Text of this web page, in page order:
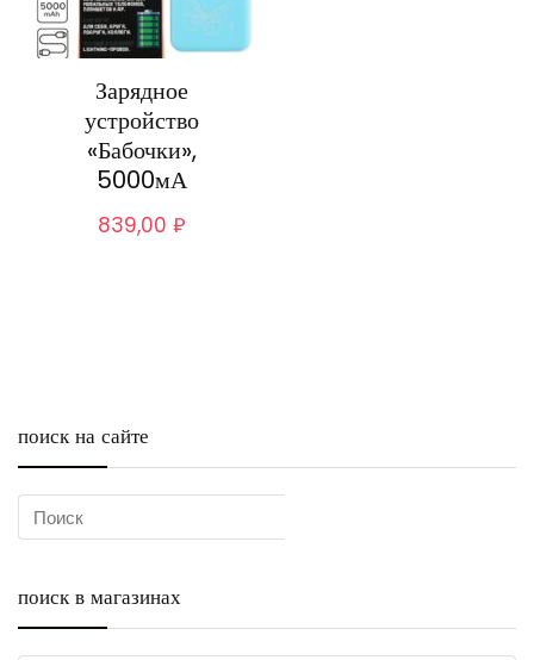
Зарядное
устройство
«Бабочки»,
5000мА
839,00₽
поиск на сайте
поиск в магазинах